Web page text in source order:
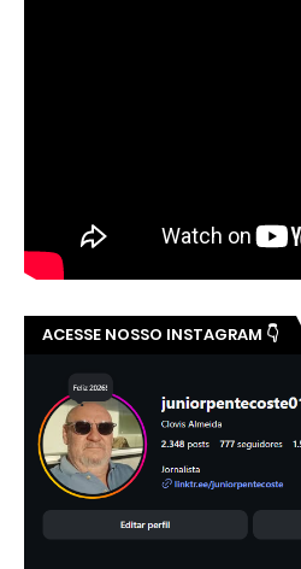
ACESSE NOSSO INSTAGRAM 👇